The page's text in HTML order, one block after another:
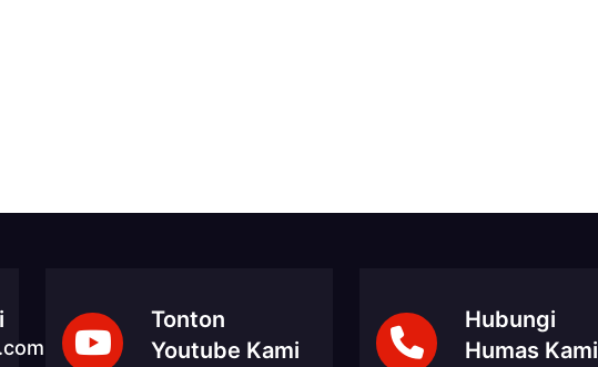
Tonton
Youtube Kami
Hubungi
Humas Kami